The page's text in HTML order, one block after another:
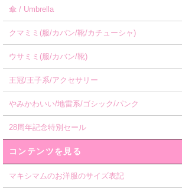
傘 / Umbrella
クマミミ(服/カバン/靴/カチューシャ)
ウサミミ(服/カバン/靴)
王冠/王子系/アクセサリー
やみかわいい/地雷系/ゴシック/パンク
28周年記念特別セール
コンテンツを見る
マキシマムのお洋服のサイズ表記